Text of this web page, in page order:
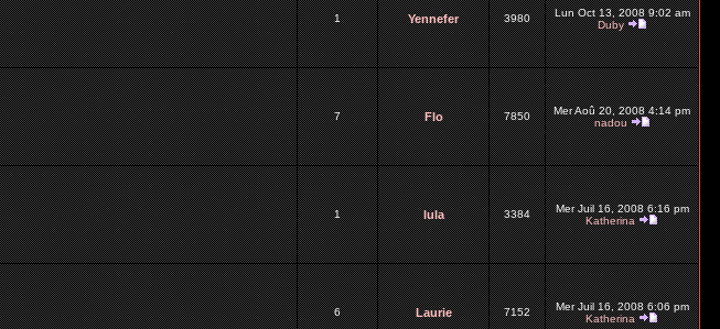
1 Yennefer 3980
Lun Oct 13, 2008 9:02 am
Duby
7 Flo 7850
Mer Aoû 20, 2008 4:14 pm
nadou
1 lula 3384
Mer Juil 16, 2008 6:16 pm
Katherina
6 Laurie 7152
Mer Juil 16, 2008 6:06 pm
Katherina